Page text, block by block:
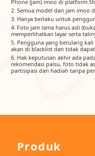
Phone (jam) imoo di platform
2. Semua model dari jam imoo
3. Hanya berlaku untuk
4. Foto jam lama harus asli
memperlihatkan layar serta
5. Pengguna yang berulang
akan di blacklist dan tidak
6. Hak keputusan akhir ada
rekomendasi palsu, foto tidak
partisipasi dan hadiah tanpa
Produk